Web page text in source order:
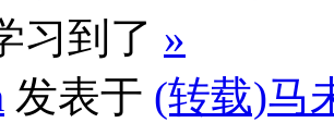
习到了 »
发表于 (转载)马